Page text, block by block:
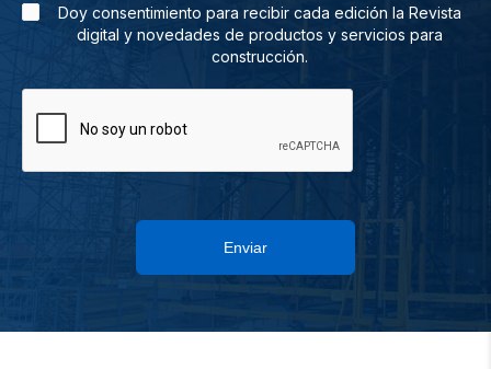
Doy consentimiento para recibir cada edición la Revista
digital y novedades de productos y servicios para
construcción.
Enviar